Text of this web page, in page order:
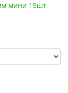
мини 15шт